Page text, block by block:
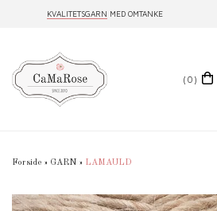
KVALITETSGARN MED OMTANKE
(0)
Forside » GARN » LAMAULD